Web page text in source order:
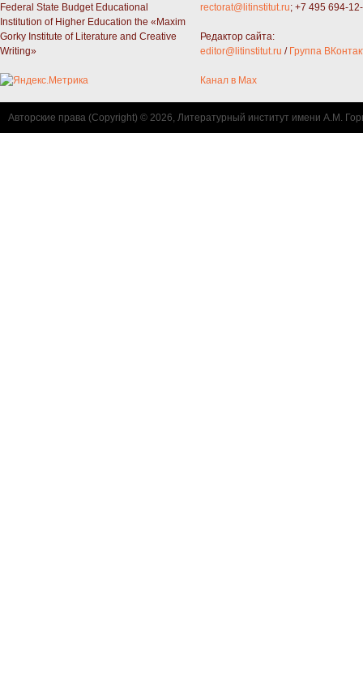
Federal State Budget Educational
Institution of Higher Education the «Maxim
Gorky Institute of Literature and Creative
Writing»
rectorat@litinstitut.ru; +7 495 694-
Редактор сайта:
editor@litinstitut.ru / Группа
Канал в Max
Авторские права (Copyright) © 2026, Литературный институт имени А.М.